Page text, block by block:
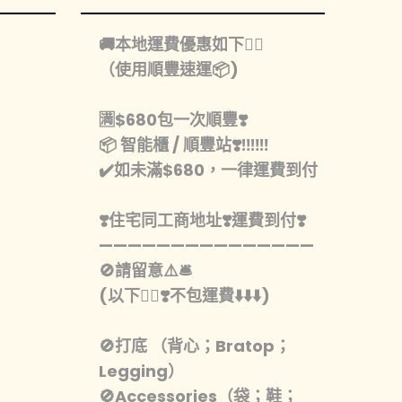
🚚本地運費優惠如下👇🏻
（使用順豐速運📦)
🈵️$680包一次順豐❣️
📦 智能櫃 / 順豐站❣️‼️‼️‼️
✔️如未滿$680，一律運費到付
❣️住宅同工商地址❣️運費到付❣️
———————————————
🚫請留意⚠️🛎️
(以下👇🏾❣️不包運費⬇️⬇️⬇️)
🚫打底 （背心；Bratop；
Legging）
🚫Accessories（袋；鞋；